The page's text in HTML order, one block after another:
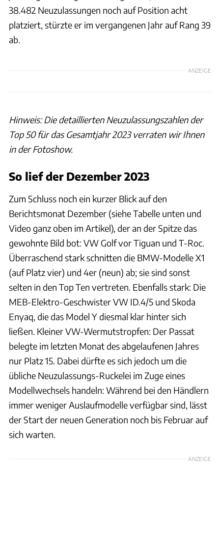
38.482 Neuzulassungen noch auf Position acht
platziert, stürzte er im vergangenen Jahr auf Rang 39
ab.
ANZEIGE
Hinweis: Die detaillierten Neuzulassungszahlen der
Top 50 für das Gesamtjahr 2023 verraten wir Ihnen
in der Fotoshow.
So lief der Dezember 2023
Zum Schluss noch ein kurzer Blick auf den
Berichtsmonat Dezember (siehe Tabelle unten und
Video ganz oben im Artikel), der an der Spitze das
gewohnte Bild bot: VW Golf vor Tiguan und T-Roc.
Überraschend stark schnitten die BMW-Modelle X1
(auf Platz vier) und 4er (neun) ab; sie sind sonst
selten in den Top Ten vertreten. Ebenfalls stark: Die
MEB-Elektro-Geschwister VW ID.4/5 und Skoda
Enyaq, die das Model Y diesmal klar hinter sich
ließen. Kleiner VW-Wermutstropfen: Der Passat
belegte im letzten Monat des abgelaufenen Jahres
nur Platz 15. Dabei dürfte es sich jedoch um die
übliche Neuzulassungs-Ruckelei im Zuge eines
Modellwechsels handeln: Während bei den Händlern
immer weniger Auslaufmodelle verfügbar sind, lässt
der Start der neuen Generation noch bis Februar auf
sich warten.
ANZEIGE